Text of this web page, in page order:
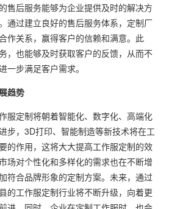
售后服务能够为企业提供及时的解决方
通过建立良好的售后服务体系，定制厂
作关系，赢得客户的信赖和满意。此
，也能够及时获取客户的反馈，从而不
一步满足客户需求。
趋势
服定制将朝着智能化、数字化、高端化
步，3D打印、智能制造等新技术将在工
的作用，这将大大提高工作服定制的效
场对个性化和多样化的需求也在不断增
符合品牌形象的定制方案。未来，通过
的工作服定制行业将不断升级，向着更